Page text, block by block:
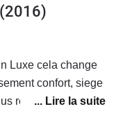
(2016)
Luxe cela change
confort, siege
reactive que sur la